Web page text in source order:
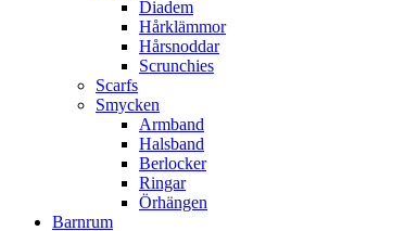
Diadem
Hårklämmor
Hårsnoddar
Scrunchies
Scarfs
Smycken
Armband
Halsband
Berlocker
Ringar
Örhängen
Barnrum